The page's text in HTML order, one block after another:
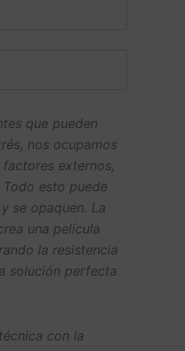
que pueden
nos ocupamos
externos,
esto puede
se opaquen. La
una película
la resistencia
solución perfecta
con la